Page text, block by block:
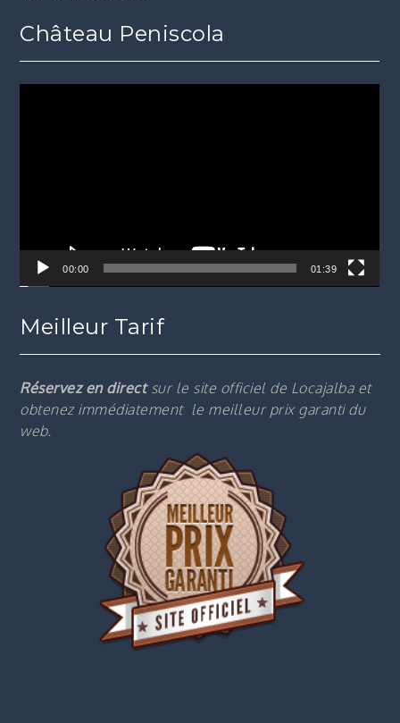
Château Peniscola
00:00 01:39
Meilleur Tarif
Réservez en directsur le site officiel de Locajalba et
obtenez immédiatement le meilleur prix garanti du
web.